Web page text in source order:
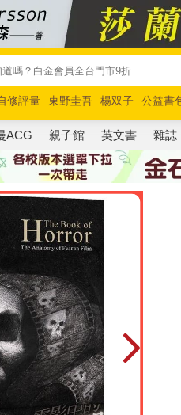
修評量 東野圭吾 楊双子 公益書
綻放
奧德賽 路邊攤新作 馬斯克
ACG 親子館 英文書 雜誌